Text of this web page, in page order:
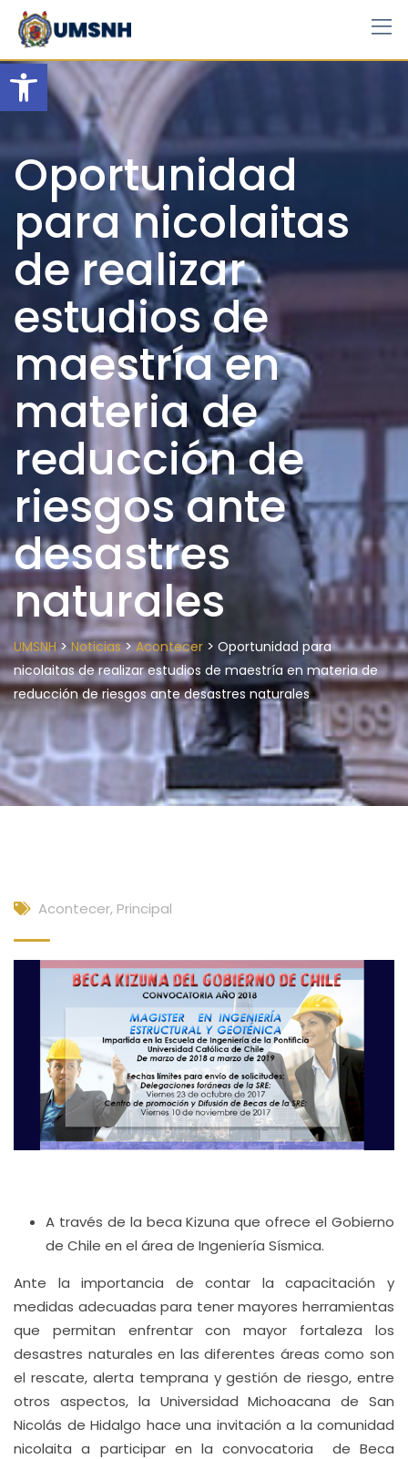
Open toolbar
Skip
content
Oportunidad
para nicolaitas
de realizar
estudios de
maestría en
materia de
reducción de
riesgos ante
desastres
naturales
UMSNH> Noticias>Acontecer > Oportunidad para
nicolaitas de realizar estudios de maestría en materia de
reducción de riesgos ante desastres naturales
Acontecer, Principal
A través de la beca Kizuna que ofrece el Gobierno
de Chile en el área de Ingeniería Sísmica.
Ante la importancia de contar la capacitación y
medidas adecuadas para tener mayores herramientas
que permitan enfrentar con mayor fortaleza los
desastres naturales en las diferentes áreas como son
el rescate, alerta temprana y gestión de riesgo, entre
otros aspectos, la Universidad Michoacana de San
Nicolás de Hidalgo hace una invitación a la comunidad
nicolaita a participar en la convocatoria de Beca